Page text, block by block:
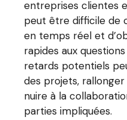
entreprises clientes
peut être difficile de
en temps réel et
rapides aux
retards potentiels
des projets,
nuire à la
parties impliquées.